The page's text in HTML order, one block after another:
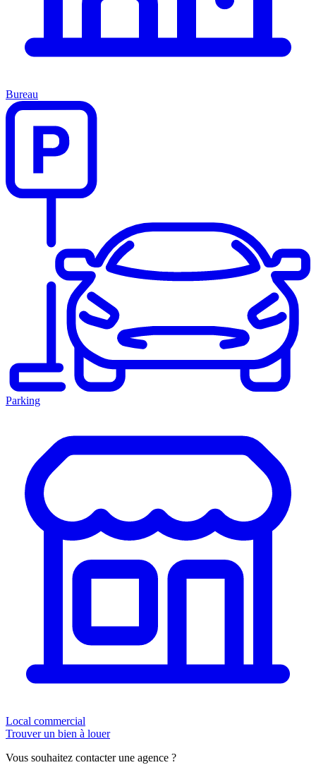
Bureau
Parking
Local commercial
Trouver un bien à louer
Vous souhaitez contacter une agence ?